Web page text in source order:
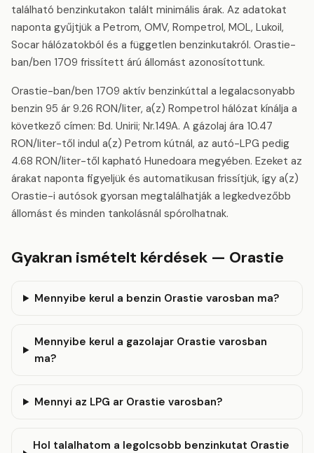
található benzinkutakon talált minimális árak. Az adatokat
naponta gyűjtjük a Petrom, OMV, Rompetrol, MOL, Lukoil,
Socar hálózatokból és a független benzinkutakról. Orastie-
ban/ben 1709 frissített árú állomást azonosítottunk.
Orastie-ban/ben 1709 aktív benzinkúttal a legalacsonyabb
benzin 95 ár 9.26 RON/liter, a(z) Rompetrol hálózat kínálja a
következő címen: Bd. Unirii; Nr.149A. A gázolaj ára 10.47
RON/liter-től indul a(z) Petrom kútnál, az autó-LPG pedig
4.68 RON/liter-től kapható Hunedoara megyében. Ezeket az
árakat naponta figyeljük és automatikusan frissítjük, így a(z)
Orastie-i autósok gyorsan megtalálhatják a legkedvezőbb
állomást és minden tankolásnál spórolhatnak.
Gyakran ismételt kérdések — Orastie
Mennyibe kerul a benzin Orastie varosban ma?
Mennyibe kerul a gazolajar Orastie varosban
ma?
Mennyi az LPG ar Orastie varosban?
Hol talalhatom a legolcsobb benzinkutat Orastie